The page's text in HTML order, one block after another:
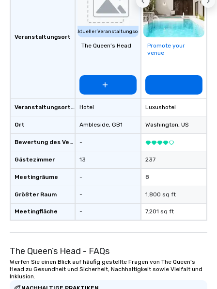
Veranstaltungsort
Veranstaltungsortstyp
Ort
Bewertung des Veranstaltungsortes
Gästezimmer
Meetingräume
Größter Raum
Meetingfläche
Aktueller Veranstaltungsort
The Queen’s Head
Hotel
Ambleside, GB1
-
13
-
-
-
Promote your
venue
Luxushotel
Washington, US
237
8
1.800 sq ft
7.201 sq ft
The Queen’s Head - FAQs
Werfen Sie einen Blick auf häufig gestellte Fragen von The Queen’s
Head zu Gesundheit und Sicherheit, Nachhaltigkeit sowie Vielfalt und
Inklusion.